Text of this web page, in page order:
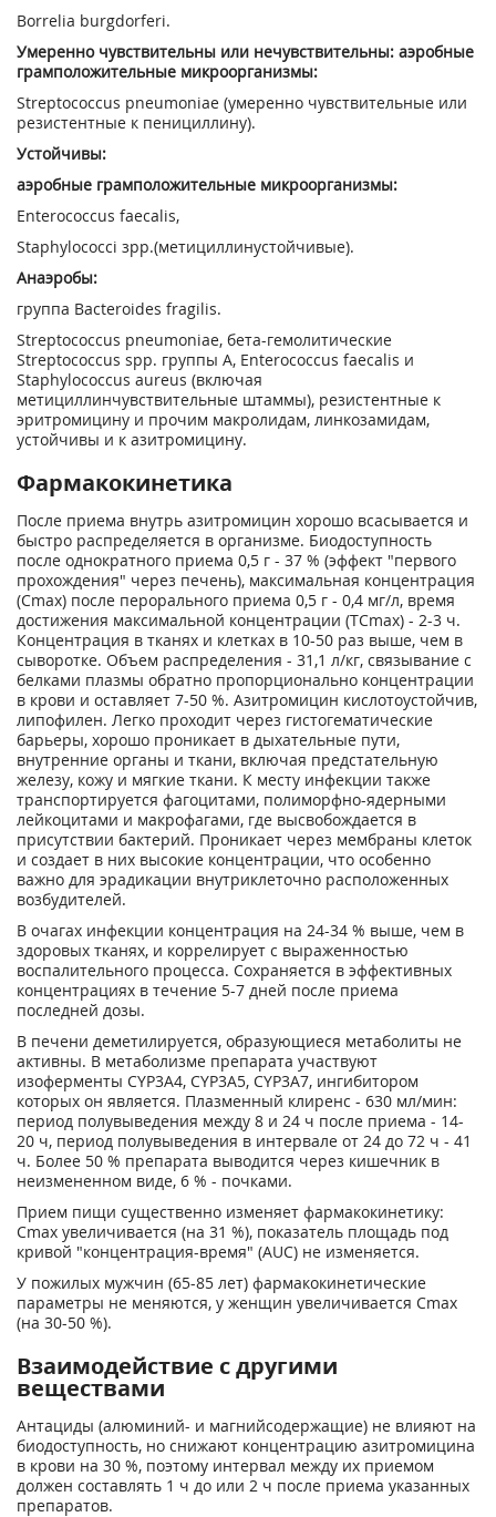
Borrelia burgdorferi.
Умеренно чувствительны или нечувствительны: аэробные
грамположительные микроорганизмы:
Streptococcus pneumoniae (умеренно чувствительные или
резистентные к пенициллину).
Устойчивы:
аэробные грамположительные микроорганизмы:
Enterococcus faecalis,
Staphylococci зрр.(метициллинустойчивые).
Анаэробы:
группа Bacteroides fragilis.
Streptococcus pneumoniae, бета-гемолитические
Streptococcus spp. группы A, Enterococcus faecalis и
Staphylococcus aureus (включая
метициллинчувствительные штаммы), резистентные к
эритромицину и прочим макролидам, линкозамидам,
устойчивы и к азитромицину.
Фармакокинетика
После приема внутрь азитромицин хорошо всасывается и
быстро распределяется в организме. Биодоступность
после однократного приема 0,5 г - 37 % (эффект "первого
прохождения" через печень), максимальная концентрация
(Сmах) после перорального приема 0,5 г - 0,4 мг/л, время
достижения максимальной концентрации (ТСmах) - 2-3 ч.
Концентрация в тканях и клетках в 10-50 раз выше, чем в
сыворотке. Объем распределения - 31,1 л/кг, связывание с
белками плазмы обратно пропорционально концентрации
в крови и оставляет 7-50 %. Азитромицин кислотоустойчив,
липофилен. Легко проходит через гистогематические
барьеры, хорошо проникает в дыхательные пути,
внутренние органы и ткани, включая предстательную
железу, кожу и мягкие ткани. К месту инфекции также
транспортируется фагоцитами, полиморфно-ядерными
лейкоцитами и макрофагами, где высвобождается в
присутствии бактерий. Проникает через мембраны клеток
и создает в них высокие концентрации, что особенно
важно для эрадикации внутриклеточно расположенных
возбудителей.
В очагах инфекции концентрация на 24-34 % выше, чем в
здоровых тканях, и коррелирует с выраженностью
воспалительного процесса. Сохраняется в эффективных
концентрациях в течение 5-7 дней после приема
последней дозы.
В печени деметилируется, образующиеся метаболиты не
активны. В метаболизме препарата участвуют
изоферменты CYP3A4, CYP3A5, CYP3A7, ингибитором
которых он является. Плазменный клиренс - 630 мл/мин:
период полувыведения между 8 и 24 ч после приема - 14-
20 ч, период полувыведения в интервале от 24 до 72 ч - 41
ч. Более 50 % препарата выводится через кишечник в
неизмененном виде, 6 % - почками.
Прием пищи существенно изменяет фармакокинетику:
Сmах увеличивается (на 31 %), показатель площадь под
кривой "концентрация-время" (AUC) не изменяется.
У пожилых мужчин (65-85 лет) фармакокинетические
параметры не меняются, у женщин увеличивается Сmах
(на 30-50 %).
Взаимодействие с другими
веществами
Антациды (алюминий- и магнийсодержащие) не влияют на
биодоступность, но снижают концентрацию азитромицина
в крови на 30 %, поэтому интервал между их приемом
должен составлять 1 ч до или 2 ч после приема указанных
препаратов.